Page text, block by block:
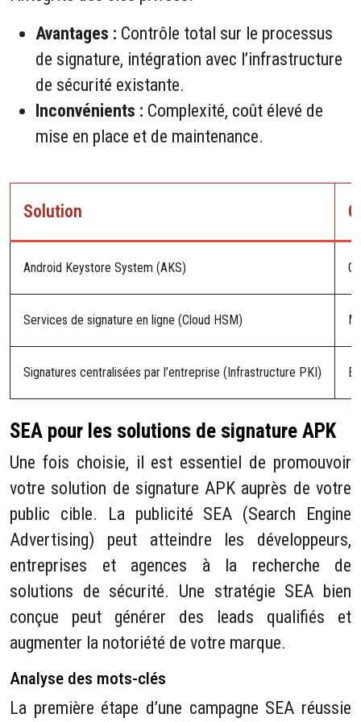
Avantages : Contrôle total sur le processus
de signature, intégration avec l’infrastructure
de sécurité existante.
Inconvénients : Complexité, coût élevé de
mise en place et de maintenance.
Solution
Android Keystore System (AKS)
Services de signature en ligne (Cloud HSM)
Signatures centralisées par l’entreprise (Infrastructure PKI)
SEA pour les solutions de signature APK
Une fois choisie, il est essentiel de promouvoir
votre solution de signature APK auprès de votre
public cible. La publicité SEA (Search Engine
Advertising) peut atteindre les développeurs,
entreprises et agences à la recherche de
solutions de sécurité. Une stratégie SEA bien
conçue peut générer des leads qualifiés et
augmenter la notoriété de votre marque.
Analyse des mots-clés
La première étape d’une campagne SEA réussie